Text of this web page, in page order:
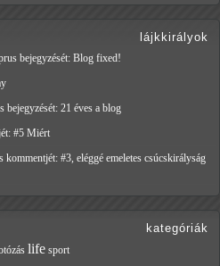
lájkkirályok
bejegyzését: Blog fixed!
bejegyzését: 21 éves a blog
#5 Miért
kommentjét: #3, eléggé emeletes csúcskirályság
kategóriák
life sport